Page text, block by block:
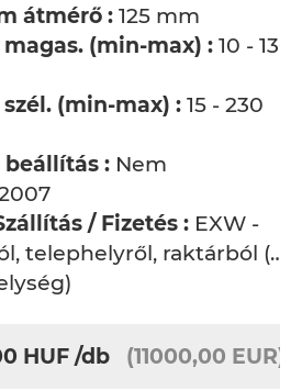
átmérő : 125 mm
(min-max) : 10 - 130
(min-max) : 15 - 230
: Nem
/ Fizetés : EXW -
telephelyről, raktárból (…
HUF /db (11000,00 EUR)